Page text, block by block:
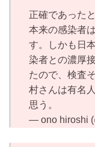
正確であった
本来の感染者
す。しかも日
染者との濃厚
たので、検査
村さんは有名
思う。
— ono hiroshi